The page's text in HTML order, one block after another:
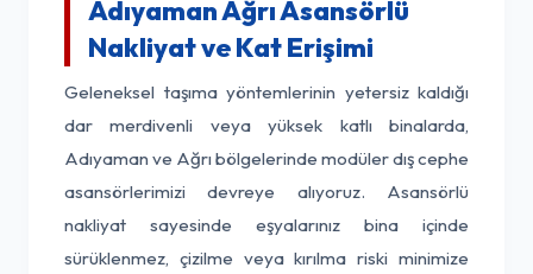
Adıyaman Ağrı Asansörlü
Nakliyat ve Kat Erişimi
Geleneksel taşıma yöntemlerinin yetersiz kaldığı
dar merdivenli veya yüksek katlı binalarda,
Adıyaman ve Ağrı bölgelerinde modüler dış cephe
asansörlerimizi devreye alıyoruz. Asansörlü
nakliyat sayesinde eşyalarınız bina içinde
sürüklenmez, çizilme veya kırılma riski minimize